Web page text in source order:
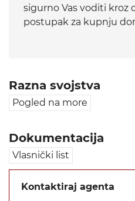
sigurno Vas voditi kroz
postupak za kupnju
Razna svojstva
Pogled na more
Dokumentacija
Vlasnički list
Kontaktiraj agenta